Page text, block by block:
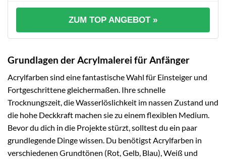
ZUM TOP ANGEBOT »
Grundlagen der Acrylmalerei für Anfänger
Acrylfarben sind eine fantastische Wahl für Einsteiger und
Fortgeschrittene gleichermaßen. Ihre schnelle
Trocknungszeit, die Wasserlöslichkeit im nassen Zustand und
die hohe Deckkraft machen sie zu einem flexiblen Medium.
Bevor du dich in die Projekte stürzt, solltest du ein paar
grundlegende Dinge wissen. Du benötigst Acrylfarben in
verschiedenen Grundtönen (Rot, Gelb, Blau), Weiß und